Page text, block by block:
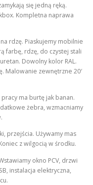
się jedną ręką.
Kompletna naprawa
rdzę. Piaskujemy mobilnie
farbę, rdzę, do czystej stali
Dowolny kolor RAL.
Malowanie zewnętrzne 20′
ma burtę jak banan.
żebra, wzmacniamy
przejścia. Używamy mas
z wilgocią w środku.
okno PCV, drzwi
instalacja elektryczna,